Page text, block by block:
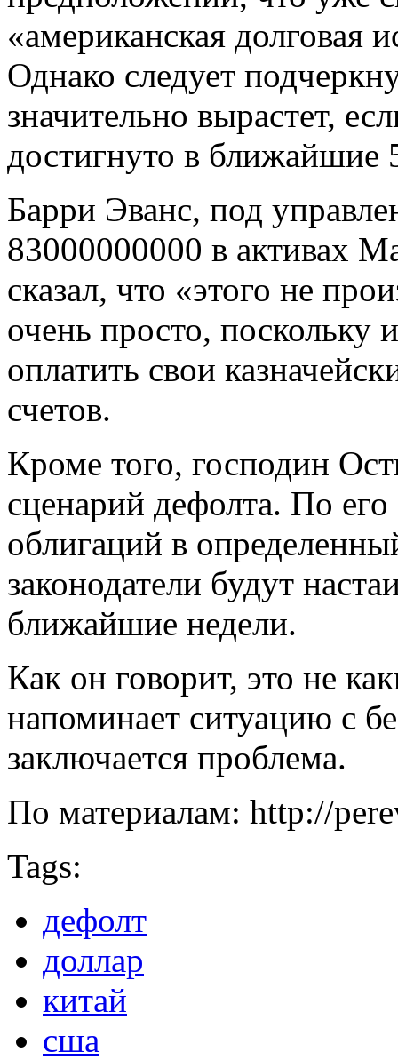
«американская долговая
Однако следует
значительно вырастет,
достигнуто в ближайшие
Барри Эванс, под
83000000000 в активах
сказал, что «этого не
очень просто,
оплатить свои
счетов.
Кроме того, господин
сценарий дефолта. По его
облигаций в
законодатели будут
ближайшие недели.
Как он говорит, это не
напоминает ситуацию с
заключается проблема.
По материалам: http://
Tags:
дефолт
доллар
китай
сша